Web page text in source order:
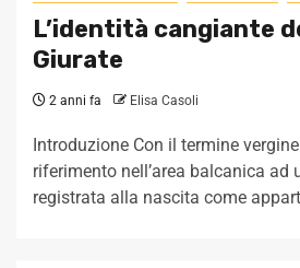
L’identità cangiante
Giurate
2 anni fa Elisa Casoli
Introduzione Con il termine
riferimento nell’area balcanica ad
registrata alla nascita come